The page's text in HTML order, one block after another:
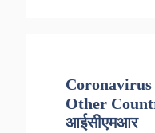
Other
आईसीएमआर